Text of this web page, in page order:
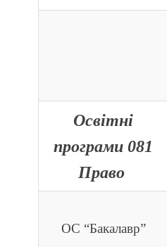
Освітні
програми 081
Право
ОС “Бакалавр”